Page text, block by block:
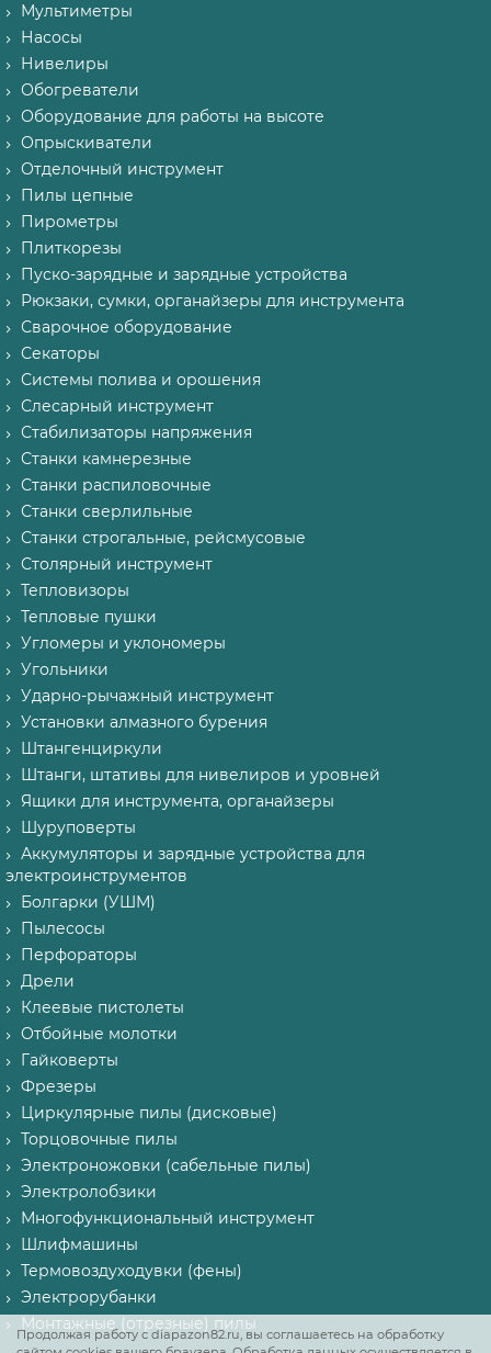
Продолжая работу с diapazon82.ru, вы соглашаетесь на обработку
Мультиметры
Насосы
Нивелиры
Обогреватели
Оборудование для работы на высоте
Опрыскиватели
Отделочный инструмент
Пилы цепные
Пирометры
Плиткорезы
Пуско-зарядные и зарядные устройства
Рюкзаки, сумки, органайзеры для инструмента
Сварочное оборудование
Секаторы
Системы полива и орошения
Слесарный инструмент
Стабилизаторы напряжения
Станки камнерезные
Станки распиловочные
Станки сверлильные
Станки строгальные, рейсмусовые
Столярный инструмент
Тепловизоры
Тепловые пушки
Угломеры и уклономеры
Угольники
Ударно-рычажный инструмент
Установки алмазного бурения
Штангенциркули
Штанги, штативы для нивелиров и уровней
Ящики для инструмента, органайзеры
Шуруповерты
Аккумуляторы и зарядные устройства для
электроинструментов
Болгарки (УШМ)
Пылесосы
Перфораторы
Дрели
Клеевые пистолеты
Отбойные молотки
Гайковерты
Фрезеры
Циркулярные пилы (дисковые)
Торцовочные пилы
Электроножовки (сабельные пилы)
Электролобзики
Многофункциональный инструмент
Шлифмашины
Термовоздуходувки (фены)
Электрорубанки
Монтажные (отрезные) пилы